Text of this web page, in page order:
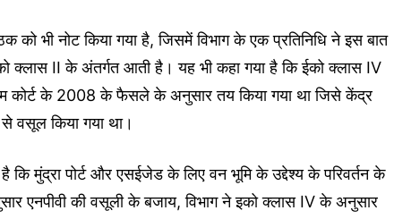
को भी नोट किया गया है, जिसमें विभाग के एक प्रतिनिधि ने इस बात
क्लास II के अंतर्गत आती है। यह भी कहा गया है कि ईको क्लास IV
कोर्ट के 2008 के फैसले के अनुसार तय किया गया था जिसे केंद्र
से वसूल किया गया था।
​​है कि मुंद्रा पोर्ट और एसईजेड के लिए वन भूमि के उद्देश्य के परिवर्तन के
एनपीवी की वसूली के बजाय, विभाग ने इको क्लास IV के अनुसार